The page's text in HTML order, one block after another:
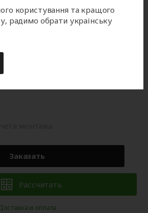
может незначительно отличаться по
Заказать
Рассчитать
и оплата
користування та кращого
радимо обрати українську